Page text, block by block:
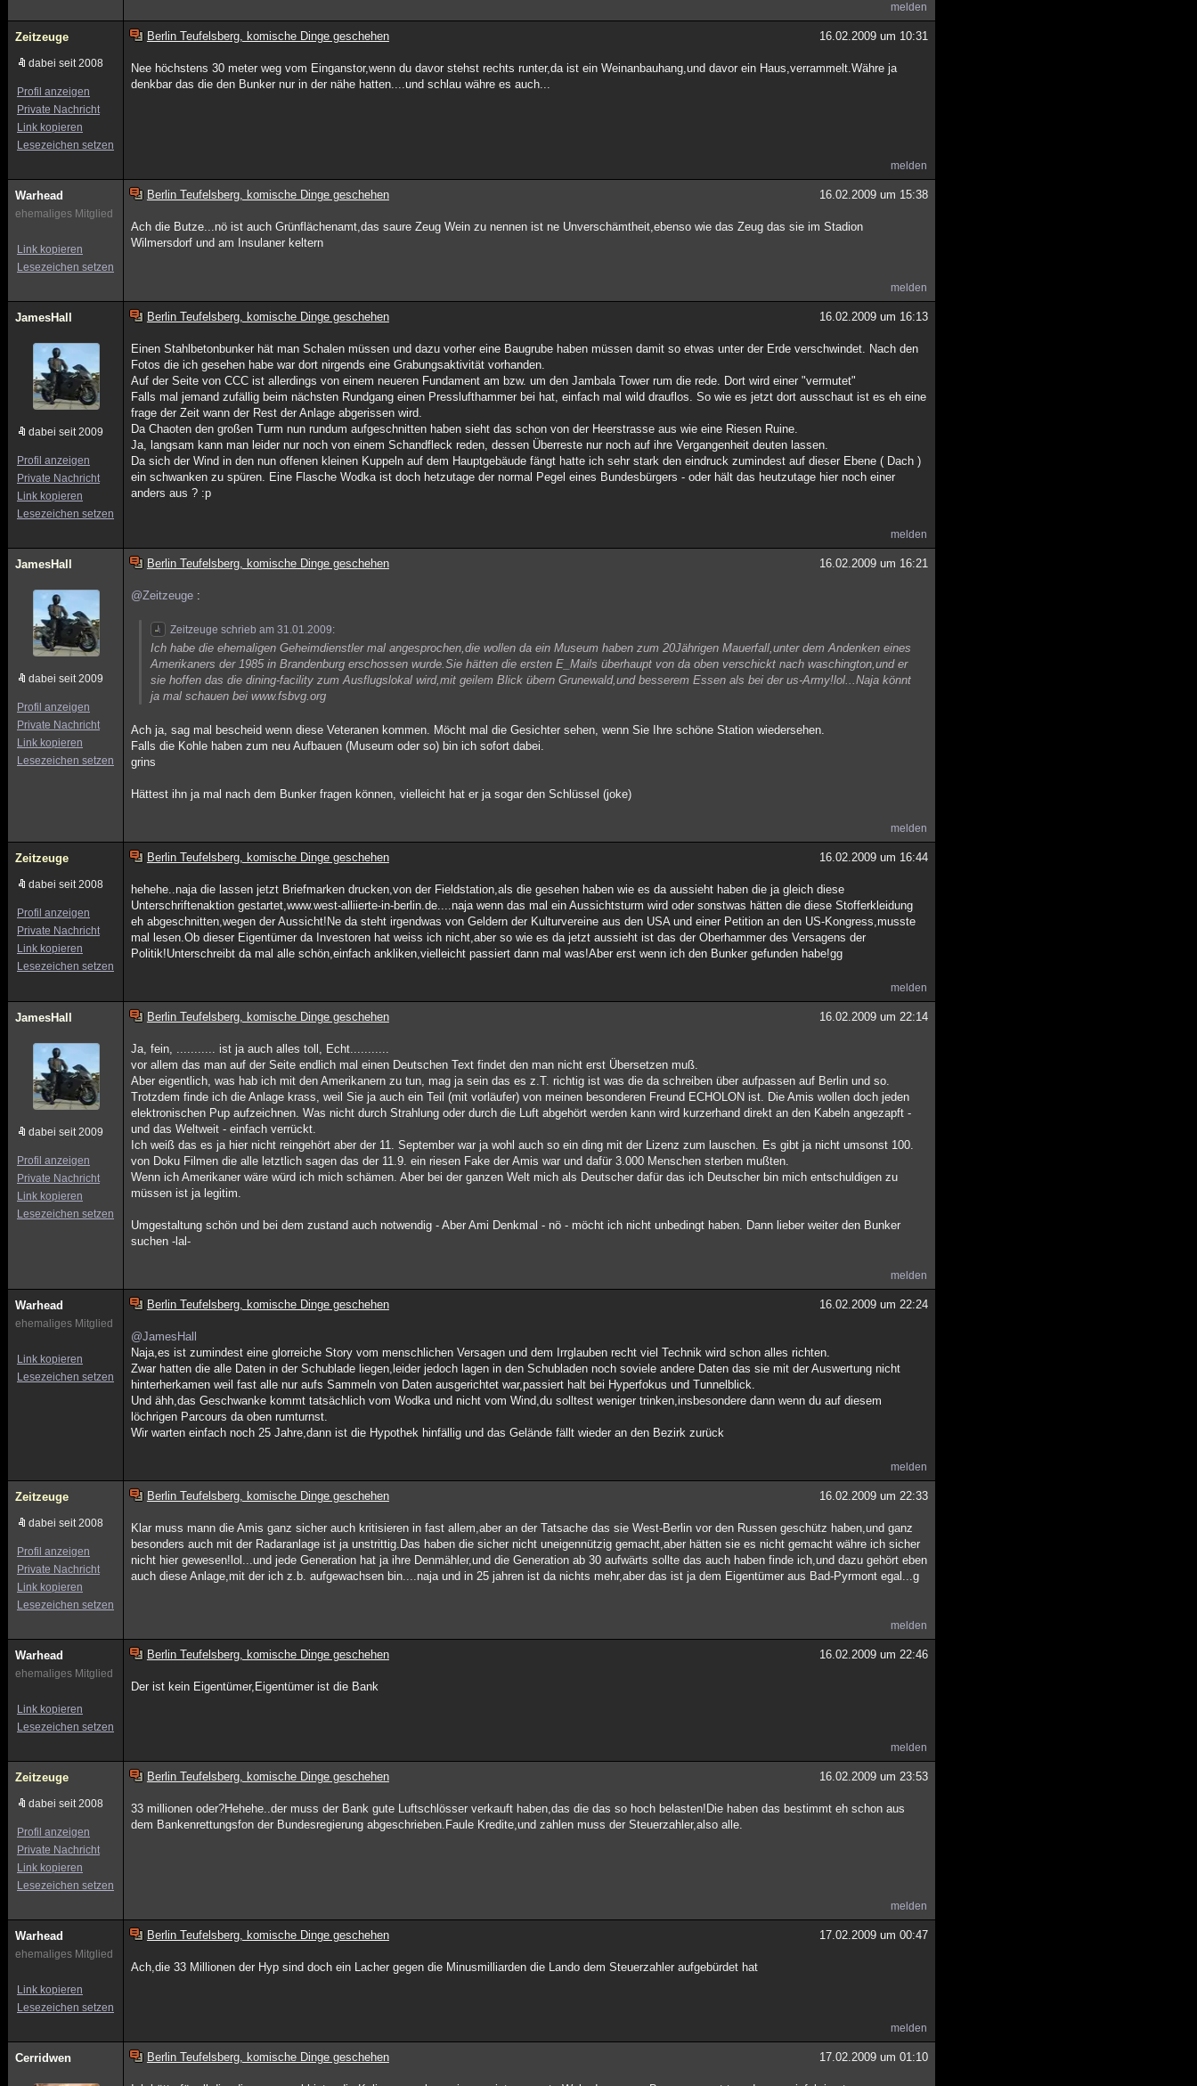
melden
Zeitzeuge
dabei seit 2008
Profil anzeigen
Private Nachricht
Link kopieren
Lesezeichen setzen
Berlin Teufelsberg, komische Dinge geschehen 16.02.2009 um 10:31
Nee höchstens 30 meter weg vom Einganstor,wenn du davor stehst rechts runter,da ist ein Weinanbauhang,und davor ein Haus,verrammelt.Währe ja
denkbar das die den Bunker nur in der nähe hatten....und schlau währe es auch...
melden
Warhead
ehemaliges Mitglied
Link kopieren
Lesezeichen setzen
Berlin Teufelsberg, komische Dinge geschehen 16.02.2009 um 15:38
Ach die Butze...nö ist auch Grünflächenamt,das saure Zeug Wein zu nennen ist ne Unverschämtheit,ebenso wie das Zeug das sie im Stadion
Wilmersdorf und am Insulaner keltern
melden
JamesHall
dabei seit 2009
Profil anzeigen
Private Nachricht
Link kopieren
Lesezeichen setzen
Berlin Teufelsberg, komische Dinge geschehen 16.02.2009 um 16:13
Einen Stahlbetonbunker hät man Schalen müssen und dazu vorher eine Baugrube haben müssen damit so etwas unter der Erde verschwindet. Nach den
Fotos die ich gesehen habe war dort nirgends eine Grabungsaktivität vorhanden.
Auf der Seite von CCC ist allerdings von einem neueren Fundament am bzw. um den Jambala Tower rum die rede. Dort wird einer "vermutet"
Falls mal jemand zufällig beim nächsten Rundgang einen Presslufthammer bei hat, einfach mal wild drauflos. So wie es jetzt dort ausschaut ist es eh eine
frage der Zeit wann der Rest der Anlage abgerissen wird.
Da Chaoten den großen Turm nun rundum aufgeschnitten haben sieht das schon von der Heerstrasse aus wie eine Riesen Ruine.
Ja, langsam kann man leider nur noch von einem Schandfleck reden, dessen Überreste nur noch auf ihre Vergangenheit deuten lassen.
Da sich der Wind in den nun offenen kleinen Kuppeln auf dem Hauptgebäude fängt hatte ich sehr stark den eindruck zumindest auf dieser Ebene ( Dach )
ein schwanken zu spüren. Eine Flasche Wodka ist doch hetzutage der normal Pegel eines Bundesbürgers - oder hält das heutzutage hier noch einer
anders aus ? :p
melden
JamesHall
dabei seit 2009
Profil anzeigen
Private Nachricht
Link kopieren
Lesezeichen setzen
Berlin Teufelsberg, komische Dinge geschehen 16.02.2009 um 16:21
@Zeitzeuge :
Zeitzeuge schrieb am 31.01.2009:
Ich habe die ehemaligen Geheimdienstler mal angesprochen,die wollen da ein Museum haben zum 20Jährigen Mauerfall,unter dem Andenken eines
Amerikaners der 1985 in Brandenburg erschossen wurde.Sie hätten die ersten E_Mails überhaupt von da oben verschickt nach waschington,und er
sie hoffen das die dining-facility zum Ausflugslokal wird,mit geilem Blick übern Grunewald,und besserem Essen als bei der us-Army!lol...Naja könnt
ja mal schauen bei www.fsbvg.org
Ach ja, sag mal bescheid wenn diese Veteranen kommen. Möcht mal die Gesichter sehen, wenn Sie Ihre schöne Station wiedersehen.
Falls die Kohle haben zum neu Aufbauen (Museum oder so) bin ich sofort dabei.
grins
Hättest ihn ja mal nach dem Bunker fragen können, vielleicht hat er ja sogar den Schlüssel (joke)
melden
Zeitzeuge
dabei seit 2008
Profil anzeigen
Private Nachricht
Link kopieren
Lesezeichen setzen
Berlin Teufelsberg, komische Dinge geschehen 16.02.2009 um 16:44
hehehe..naja die lassen jetzt Briefmarken drucken,von der Fieldstation,als die gesehen haben wie es da aussieht haben die ja gleich diese
Unterschriftenaktion gestartet,www.west-alliierte-in-berlin.de....naja wenn das mal ein Aussichtsturm wird oder sonstwas hätten die diese Stofferkleidung
eh abgeschnitten,wegen der Aussicht!Ne da steht irgendwas von Geldern der Kulturvereine aus den USA und einer Petition an den US-Kongress,musste
mal lesen.Ob dieser Eigentümer da Investoren hat weiss ich nicht,aber so wie es da jetzt aussieht ist das der Oberhammer des Versagens der
Politik!Unterschreibt da mal alle schön,einfach ankliken,vielleicht passiert dann mal was!Aber erst wenn ich den Bunker gefunden habe!gg
melden
JamesHall
dabei seit 2009
Profil anzeigen
Private Nachricht
Link kopieren
Lesezeichen setzen
Berlin Teufelsberg, komische Dinge geschehen 16.02.2009 um 22:14
Ja, fein, ........... ist ja auch alles toll, Echt...........
vor allem das man auf der Seite endlich mal einen Deutschen Text findet den man nicht erst Übersetzen muß.
Aber eigentlich, was hab ich mit den Amerikanern zu tun, mag ja sein das es z.T. richtig ist was die da schreiben über aufpassen auf Berlin und so.
Trotzdem finde ich die Anlage krass, weil Sie ja auch ein Teil (mit vorläufer) von meinen besonderen Freund ECHOLON ist. Die Amis wollen doch jeden
elektronischen Pup aufzeichnen. Was nicht durch Strahlung oder durch die Luft abgehört werden kann wird kurzerhand direkt an den Kabeln angezapft -
und das Weltweit - einfach verrückt.
Ich weiß das es ja hier nicht reingehört aber der 11. September war ja wohl auch so ein ding mit der Lizenz zum lauschen. Es gibt ja nicht umsonst 100.
von Doku Filmen die alle letztlich sagen das der 11.9. ein riesen Fake der Amis war und dafür 3.000 Menschen sterben mußten.
Wenn ich Amerikaner wäre würd ich mich schämen. Aber bei der ganzen Welt mich als Deutscher dafür das ich Deutscher bin mich entschuldigen zu
müssen ist ja legitim.
Umgestaltung schön und bei dem zustand auch notwendig - Aber Ami Denkmal - nö - möcht ich nicht unbedingt haben. Dann lieber weiter den Bunker
suchen -lal-
melden
Warhead
ehemaliges Mitglied
Link kopieren
Lesezeichen setzen
Berlin Teufelsberg, komische Dinge geschehen 16.02.2009 um 22:24
@JamesHall
Naja,es ist zumindest eine glorreiche Story vom menschlichen Versagen und dem Irrglauben recht viel Technik wird schon alles richten.
Zwar hatten die alle Daten in der Schublade liegen,leider jedoch lagen in den Schubladen noch soviele andere Daten das sie mit der Auswertung nicht
hinterherkamen weil fast alle nur aufs Sammeln von Daten ausgerichtet war,passiert halt bei Hyperfokus und Tunnelblick.
Und ähh,das Geschwanke kommt tatsächlich vom Wodka und nicht vom Wind,du solltest weniger trinken,insbesondere dann wenn du auf diesem
löchrigen Parcours da oben rumturnst.
Wir warten einfach noch 25 Jahre,dann ist die Hypothek hinfällig und das Gelände fällt wieder an den Bezirk zurück
melden
Zeitzeuge
dabei seit 2008
Profil anzeigen
Private Nachricht
Link kopieren
Lesezeichen setzen
Berlin Teufelsberg, komische Dinge geschehen 16.02.2009 um 22:33
Klar muss mann die Amis ganz sicher auch kritisieren in fast allem,aber an der Tatsache das sie West-Berlin vor den Russen geschütz haben,und ganz
besonders auch mit der Radaranlage ist ja unstrittig.Das haben die sicher nicht uneigennützig gemacht,aber hätten sie es nicht gemacht währe ich sicher
nicht hier gewesen!lol...und jede Generation hat ja ihre Denmähler,und die Generation ab 30 aufwärts sollte das auch haben finde ich,und dazu gehört eben
auch diese Anlage,mit der ich z.b. aufgewachsen bin....naja und in 25 jahren ist da nichts mehr,aber das ist ja dem Eigentümer aus Bad-Pyrmont egal...g
melden
Warhead
ehemaliges Mitglied
Link kopieren
Lesezeichen setzen
Berlin Teufelsberg, komische Dinge geschehen 16.02.2009 um 22:46
Der ist kein Eigentümer,Eigentümer ist die Bank
melden
Zeitzeuge
dabei seit 2008
Profil anzeigen
Private Nachricht
Link kopieren
Lesezeichen setzen
Berlin Teufelsberg, komische Dinge geschehen 16.02.2009 um 23:53
33 millionen oder?Hehehe..der muss der Bank gute Luftschlösser verkauft haben,das die das so hoch belasten!Die haben das bestimmt eh schon aus
dem Bankenrettungsfon der Bundesregierung abgeschrieben.Faule Kredite,und zahlen muss der Steuerzahler,also alle.
melden
Warhead
ehemaliges Mitglied
Link kopieren
Lesezeichen setzen
Berlin Teufelsberg, komische Dinge geschehen 17.02.2009 um 00:47
Ach,die 33 Millionen der Hyp sind doch ein Lacher gegen die Minusmilliarden die Lando dem Steuerzahler aufgebürdet hat
melden
Cerridwen Berlin Teufelsberg, komische Dinge geschehen 17.02.2009 um 01:10